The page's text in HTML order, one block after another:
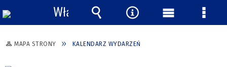
MAPA STRONY KALENDARZ WYDARZEŃ
Włącz
powiadomienia
Wyszukiwarka
Narzędzia
Menu Menu